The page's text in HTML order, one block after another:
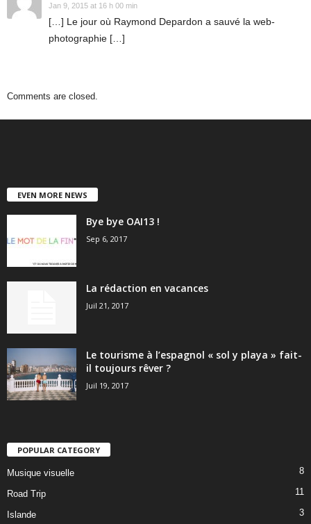
Jan 9, 2015 at 16 h 00 min
[…] Le jour où Raymond Depardon a sauvé la web-
photographie […]
Comments are closed.
EVEN MORE NEWS
Bye bye OAI13 !
Sep 6, 2017
La rédaction en vacances
Juil 21, 2017
Le tourisme à l’espagnol « sol y playa » fait-
il toujours rêver ?
Juil 19, 2017
POPULAR CATEGORY
Musique visuelle 8
Road Trip 11
Islande 3